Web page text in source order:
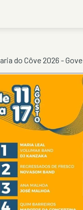
do Côve 2026 - Gove